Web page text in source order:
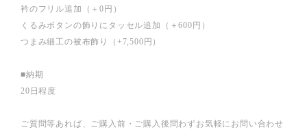
衿のフリル追加（＋0円）
くるみボタンの飾りにタッセル追加（＋600円）
つまみ細工の被布飾り（+7,500円）
■納期
20日程度
ご質問等あれば、ご購入前・ご購入後問わずお気軽にお問い合わせ